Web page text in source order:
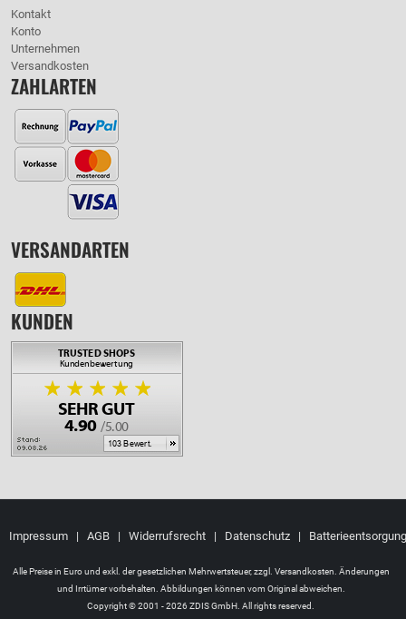
Kontakt
Konto
Unternehmen
Versandkosten
ZAHLARTEN
VERSANDARTEN
KUNDEN
Impressum | AGB | Widerrufsrecht | Datenschutz | Batterieentsorgung
Alle Preise in Euro und exkl. der gesetzlichen Mehrwertsteuer, zzgl. Versandkosten. Änderungen
und Irrtümer vorbehalten. Abbildungen können vom Original abweichen.
Copyright © 2001 - 2026 ZDIS GmbH. All rights reserved.